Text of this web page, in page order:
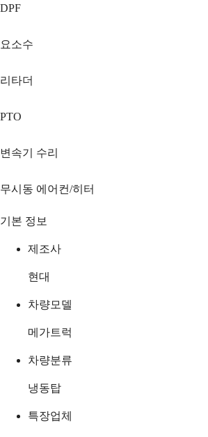
DPF
요소수
리타더
PTO
변속기 수리
무시동 에어컨/히터
기본 정보
제조사
현대
차량모델
메가트럭
차량분류
냉동탑
특장업체